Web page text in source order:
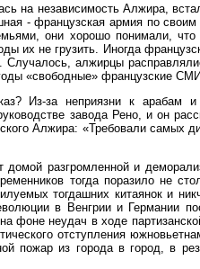
на независимость Алжира,
- французская армия по
они хорошо понимали,
их не грузить. Иногда
Случалось, алжирцы
«свободные» французские
Из-за неприязни к арабам
завода Рено, и он
Алжира: «Требовали самых
домой разгромленной и
тогда поразило не
тогдашних китаянок и
в Венгрии и Германии
фоне неудач в ходе
отступления
пожар из города в город, в